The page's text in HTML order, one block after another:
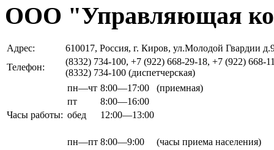
ООО "Управляющая
Адрес:
610017, Россия, г. Киров, ул.Молодой Гвардии
Телефон:
(8332) 734-100, +7 (922) 668-29-18, +7 (922) 668-
(8332) 734-100 (диспетчерская)
Часы работы:
пн—чт 8:00—17:00
(приемная)
пт
8:00—16:00
обед
12:00—13:00
пн—пт 8:00—9:00
(часы приема населения)